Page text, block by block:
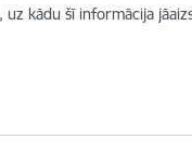
kādu šī informācija